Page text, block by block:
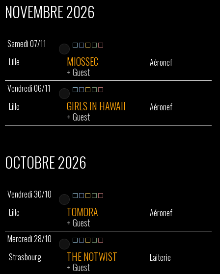
NOVEMBRE 2026
Samedi 07/11
Lille
MIOSSEC
+ Guest
Aéronef
Vendredi 06/11
Lille
GIRLS IN HAWAII
+ Guest
Aéronef
OCTOBRE 2026
Vendredi 30/10
Lille
TOMORA
+ Guest
Aéronef
Mercredi 28/10
Strasbourg
THE NOTWIST
+ Guest
Laiterie